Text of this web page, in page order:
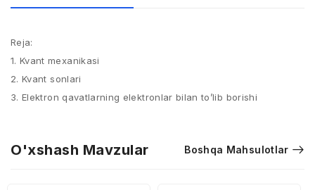
Reja:
1. Kvant mexanikasi
2. Kvant sonlari
3. Elektron qavatlarning elektronlar bilan to’lib borishi
O'xshash Mavzular Boshqa Mahsulotlar